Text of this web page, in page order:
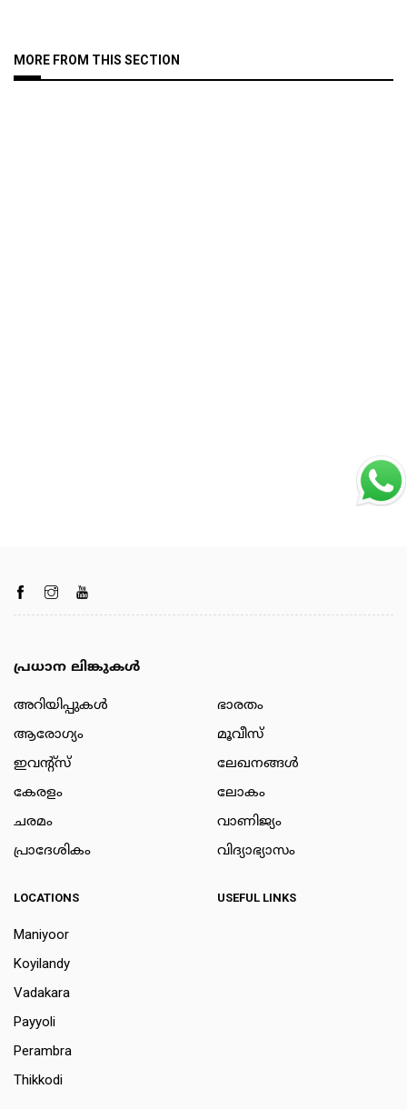
MORE FROM THIS SECTION
പ്രധാന ലിങ്കുകൾ
അറിയിപ്പുകള്‍
ആരോഗ്യം
ഇവന്റ്സ്
കേരളം
ചരമം
പ്രാദേശികം
ഭാരതം
മൂവീസ്
ലേഖനങ്ങള്‍
ലോകം
വാണിജ്യം
വിദ്യാഭ്യാസം
LOCATIONS
Maniyoor
Koyilandy
Vadakara
Payyoli
Perambra
Thikkodi
USEFUL LINKS